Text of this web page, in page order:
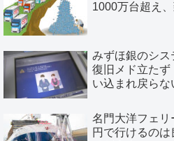
1000万台超え
みずほ銀のシ
復旧メド立た
い込まれ戻らな
名門大洋フェ
円で行けるの